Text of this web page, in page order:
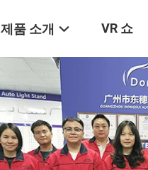
제품 소개 VR 쇼